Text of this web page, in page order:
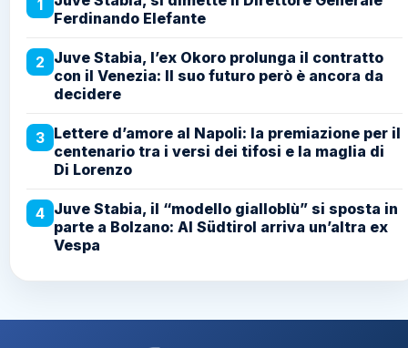
1
Ferdinando Elefante
2 Juve Stabia, l’ex Okoro prolunga il contratto
con il Venezia: Il suo futuro però è ancora da
decidere
3 Lettere d’amore al Napoli: la premiazione per il
centenario tra i versi dei tifosi e la maglia di
Di Lorenzo
4 Juve Stabia, il “modello gialloblù” si sposta in
parte a Bolzano: Al Südtirol arriva un’altra ex
Vespa